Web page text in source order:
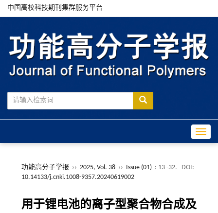
中国高校科技期刊集群服务平台
功能高分子学报 ›› 2025, Vol. 38 ›› Issue (01) : 13 -32.
DOI:
10.14133/j.cnki.1008-9357.20240619002
用于锂电池的离子型聚合物合成及